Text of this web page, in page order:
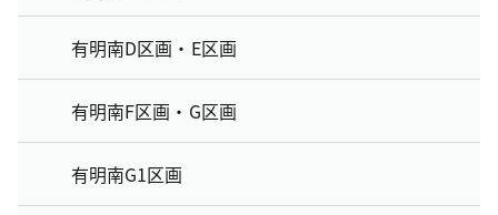
有明南D区画・E区画
有明南F区画・G区画
有明南G1区画